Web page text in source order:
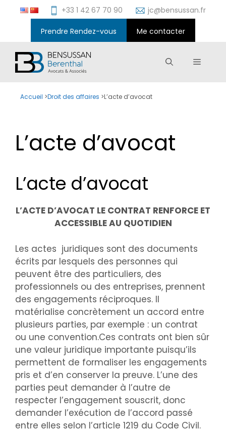
+33 1 42 67 70 90 jc@bensussan.fr
Prendre Rendez-vous Me contacter
Menu
Accueil >Droit des affaires >L’acte d’avocat
L’acte d’avocat
L’acte d’avocat
L’ACTE D’AVOCAT LE CONTRAT RENFORCE ET
ACCESSIBLE AU QUOTIDIEN
Les actes juridiques sont des documents
écrits par lesquels des personnes qui
peuvent être des particuliers, des
professionnels ou des entreprises, prennent
des engagements réciproques. Il
matérialise concrètement un accord entre
plusieurs parties, par exemple : un contrat
ou une convention.Ces contrats ont bien sûr
une valeur juridique importante puisqu’ils
permettent de formaliser les engagements
pris et d’en conserver la preuve. L’une des
parties peut demander à l’autre de
respecter l’engagement souscrit, donc
demander l’exécution de l’accord passé
entre elles selon l’article 1219 du Code Civil.